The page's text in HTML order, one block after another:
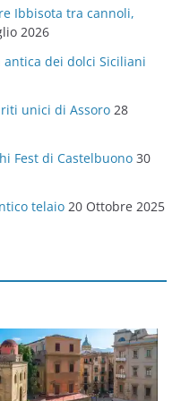
Ibbisota tra cannoli,
2026
dei dolci Siciliani
unici di Assoro 28
Fest di Castelbuono 30
telaio 20 Ottobre 2025